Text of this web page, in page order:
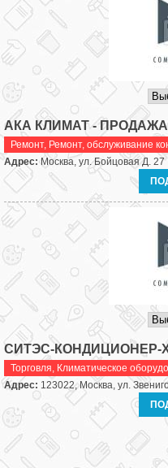
АКА КЛИМАТ -
Ремонт, Ремонт, обслуживание
Адрес:Москва, ул. Бойцовая Д. 27
СИТЭС-КОНДИЦИОНЕР-
Торговля, Климатическое
Адрес: 123022, Москва, ул.